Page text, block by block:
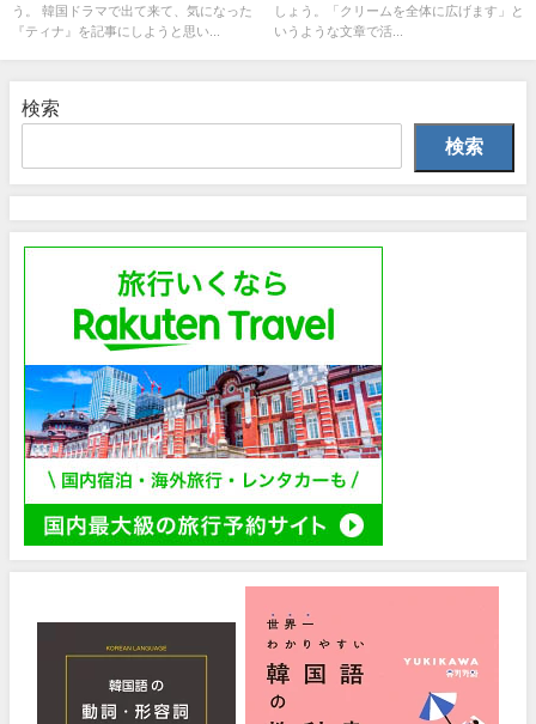
う。 韓国ドラマで出て来て、気になった
『ティナ』を記事にしようと思い...
しょう。「クリームを全体に広げます」と
いうような文章で活...
検索
検索